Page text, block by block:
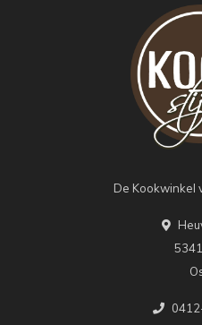
De Kookwinkel